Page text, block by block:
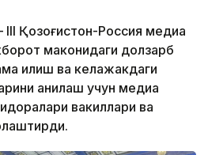
Қозоғистон-Россия медиа
маконидаги долзарб
қилиш ва келажакдаги
аниқлаш учун медиа
вакиллари ва